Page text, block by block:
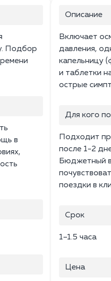
Подбор
в
Описание
Включает
давления,
капельницу
и таблетки
острые
Для кого
Подходит
после 1-2
Бюджетный
поездки в
Срок
1–1.5 часа
Цена